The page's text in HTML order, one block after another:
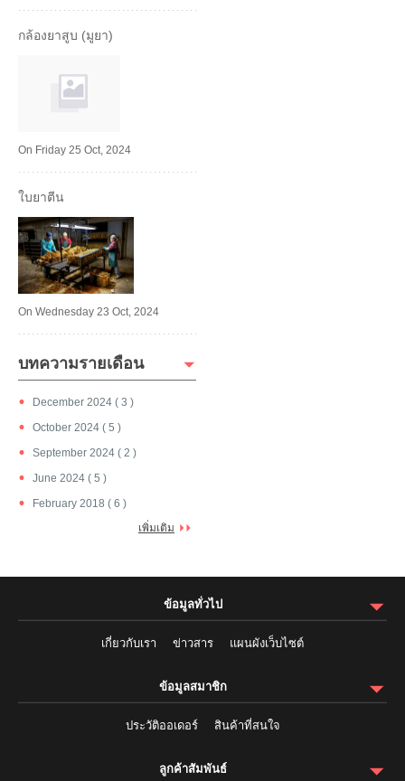
กล้องยาสูบ (มูยา)
On Friday 25 Oct, 2024
ใบยาตีน
On Wednesday 23 Oct, 2024
บทความรายเดือน
December 2024 ( 3 )
October 2024 ( 5 )
September 2024 ( 2 )
June 2024 ( 5 )
February 2018 ( 6 )
เพิ่มเติม
ข้อมูลทั่วไป
เกี่ยวกับเรา ข่าวสาร แผนผังเว็บไซต์
ข้อมูลสมาชิก
ประวัติออเดอร์ สินค้าที่สนใจ
ลูกค้าสัมพันธ์